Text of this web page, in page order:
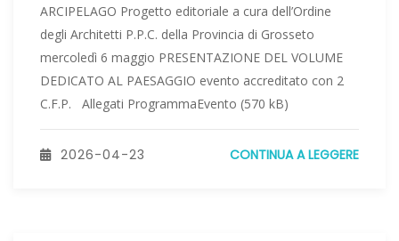
ARCIPELAGO Progetto editoriale a cura dell’Ordine
degli Architetti P.P.C. della Provincia di Grosseto
mercoledì 6 maggio PRESENTAZIONE DEL VOLUME
DEDICATO AL PAESAGGIO evento accreditato con 2
C.F.P. Allegati ProgrammaEvento (570 kB)
2026-04-23 CONTINUA A LEGGERE